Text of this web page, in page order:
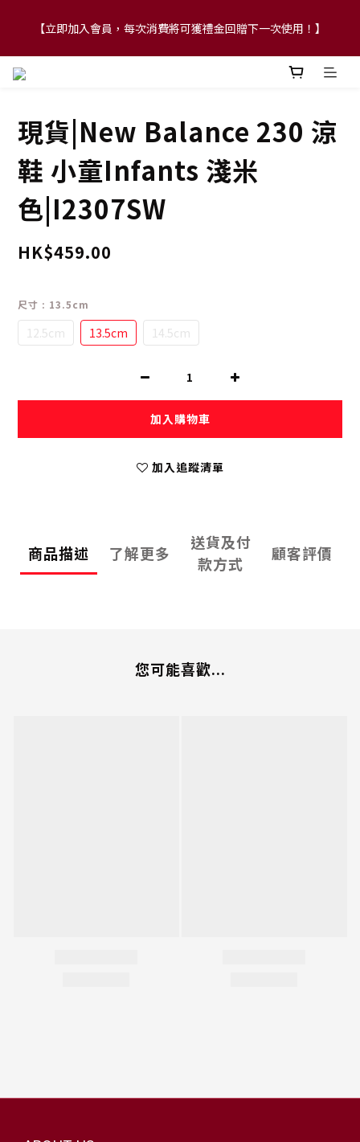
【FLASH SALE 兩件指定現貨產品即享88折】
【立即加入會員，每次消費將可獲禮金回贈下一次使用！】
【FLASH SALE 兩件指定現貨產品即享88折】
現貨|New Balance 230 涼
鞋 小童Infants 淺米
色|I2307SW
HK$459.00
尺寸 : 13.5cm
12.5cm 13.5cm 14.5cm
加入購物車
加入追蹤清單
商品描述 了解更多
送貨及付
款方式
顧客評價
您可能喜歡...